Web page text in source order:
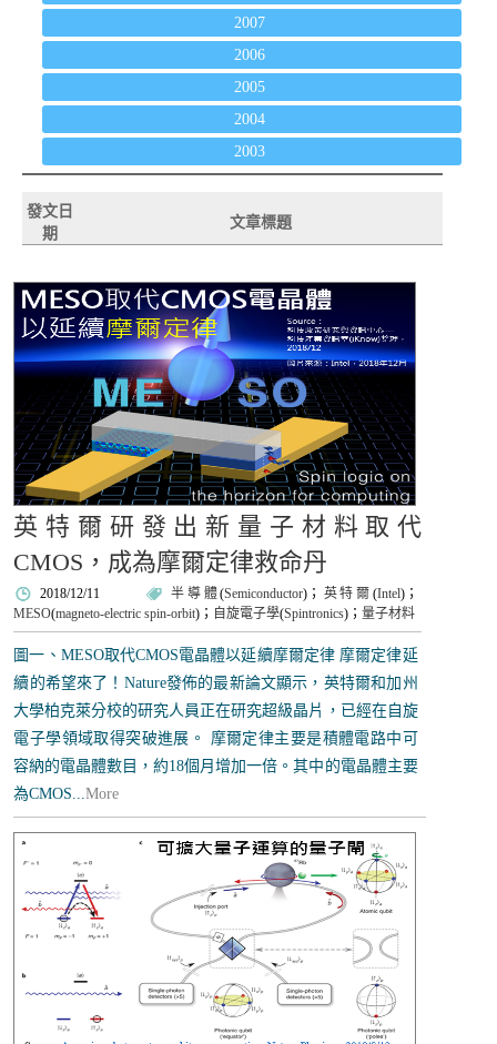
2007
2006
2005
2004
2003
發文日
期
文章標題
英特爾研發出新量子材料取代
CMOS，成為摩爾定律救命丹
2018/12/11 半導體(Semiconductor)； 英特爾 (Intel)；
MESO(magneto-electric spin-orbit)； 自旋電子學(Spintronics)；量子材料
圖一、MESO取代CMOS電晶體以延續摩爾定律 摩爾定律延
續的希望來了！Nature發佈的最新論文顯示，英特爾和加州
大學柏克萊分校的研究人員正在研究超級晶片，已經在自旋
電子學領域取得突破進展。 摩爾定律主要是積體電路中可
容納的電晶體數目，約18個月增加一倍。其中的電晶體主要
為CMOS...More